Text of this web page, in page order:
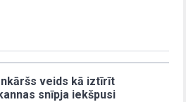
veids kā iztīrīt
snīpja iekšpusi